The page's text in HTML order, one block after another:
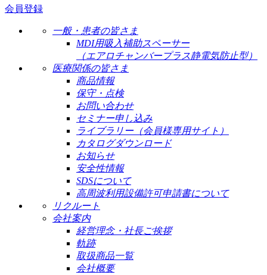
会員登録
一般・患者の皆さま
MDI用吸入補助スペーサー
（エアロチャンバープラス静電気防止型）
医療関係の皆さま
商品情報
保守・点検
お問い合わせ
セミナー申し込み
ライブラリー（会員様専用サイト）
カタログダウンロード
お知らせ
安全性情報
SDSについて
高周波利用設備許可申請書について
リクルート
会社案内
経営理念・社長ご挨拶
軌跡
取扱商品一覧
会社概要